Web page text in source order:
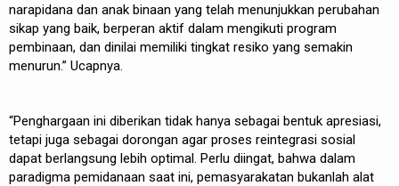
narapidana dan anak binaan yang telah menunjukkan perubahan
sikap yang baik, berperan aktif dalam mengikuti program
pembinaan, dan dinilai memiliki tingkat resiko yang semakin
menurun.” Ucapnya.
“Penghargaan ini diberikan tidak hanya sebagai bentuk apresiasi,
tetapi juga sebagai dorongan agar proses reintegrasi sosial
dapat berlangsung lebih optimal. Perlu diingat, bahwa dalam
paradigma pemidanaan saat ini, pemasyarakatan bukanlah alat